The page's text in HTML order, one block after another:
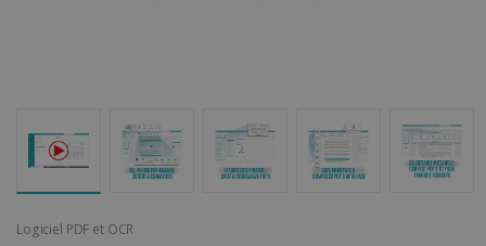
Logiciel PDF et OCR